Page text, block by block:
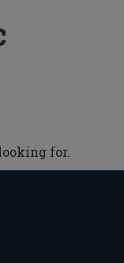
for.